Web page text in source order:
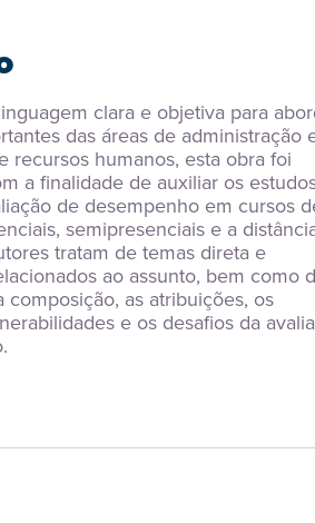
clara e objetiva para
das áreas de administração
recursos humanos, esta obra foi
a finalidade de auxiliar os
de desempenho em cursos
semipresenciais e a
tratam de temas direta e
ao assunto, bem como
composição, as atribuições, os
e os desafios da